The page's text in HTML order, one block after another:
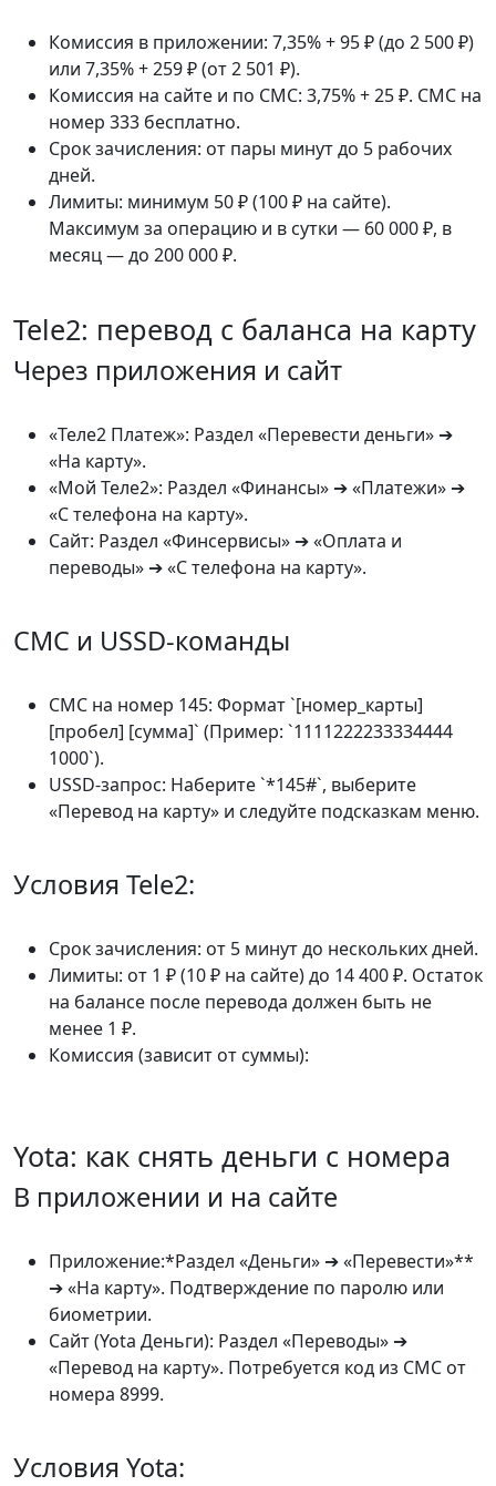
Комиссия в приложении: 7,35% + 95 ₽ (до 2 500 ₽)
или 7,35% + 259 ₽ (от 2 501 ₽).
Комиссия на сайте и по СМС: 3,75% + 25 ₽. СМС на
номер 333 бесплатно.
Срок зачисления: от пары минут до 5 рабочих
дней.
Лимиты: минимум 50 ₽ (100 ₽ на сайте).
Максимум за операцию и в сутки — 60 000 ₽, в
месяц — до 200 000 ₽.
Tele2: перевод с баланса на карту
Через приложения и сайт
«Теле2 Платеж»: Раздел «Перевести деньги» ➔
«На карту».
«Мой Теле2»: Раздел «Финансы» ➔ «Платежи» ➔
«С телефона на карту».
Сайт: Раздел «Финсервисы» ➔ «Оплата и
переводы» ➔ «С телефона на карту».
СМС и USSD-команды
СМС на номер 145: Формат `[номер_карты]
[пробел] [сумма]` (Пример: `1111222233334444
1000`).
USSD-запрос: Наберите `*145#`, выберите
«Перевод на карту» и следуйте подсказкам меню.
Условия Tele2:
Срок зачисления: от 5 минут до нескольких дней.
Лимиты: от 1 ₽ (10 ₽ на сайте) до 14 400 ₽. Остаток
на балансе после перевода должен быть не
менее 1 ₽.
Комиссия (зависит от суммы):
Yota: как снять деньги с номера
В приложении и на сайте
Приложение:*Раздел «Деньги» ➔ «Перевести»**
➔ «На карту». Подтверждение по паролю или
биометрии.
Сайт (Yota Деньги): Раздел «Переводы» ➔
«Перевод на карту». Потребуется код из СМС от
номера 8999.
Условия Yota: